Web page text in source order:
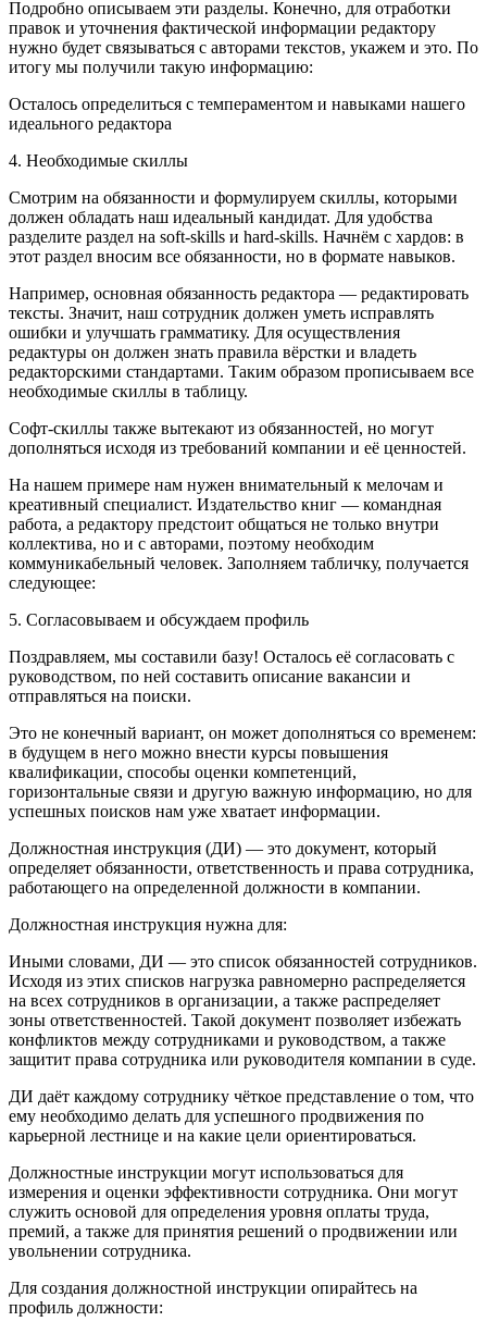
Подробно описываем эти разделы. Конечно, для отработки
правок и уточнения фактической информации редактору
нужно будет связываться с авторами текстов, укажем и это. По
итогу мы получили такую информацию:
Осталось определиться с темпераментом и навыками нашего
идеального редактора
4. Необходимые скиллы
Смотрим на обязанности и формулируем скиллы, которыми
должен обладать наш идеальный кандидат. Для удобства
разделите раздел на soft-skills и hard-skills. Начнём с хардов: в
этот раздел вносим все обязанности, но в формате навыков.
Например, основная обязанность редактора — редактировать
тексты. Значит, наш сотрудник должен уметь исправлять
ошибки и улучшать грамматику. Для осуществления
редактуры он должен знать правила вёрстки и владеть
редакторскими стандартами. Таким образом прописываем все
необходимые скиллы в таблицу.
Софт-скиллы также вытекают из обязанностей, но могут
дополняться исходя из требований компании и её ценностей.
На нашем примере нам нужен внимательный к мелочам и
креативный специалист. Издательство книг — командная
работа, а редактору предстоит общаться не только внутри
коллектива, но и с авторами, поэтому необходим
коммуникабельный человек. Заполняем табличку, получается
следующее:
5. Согласовываем и обсуждаем профиль
Поздравляем, мы составили базу! Осталось её согласовать с
руководством, по ней составить описание вакансии и
отправляться на поиски.
Это не конечный вариант, он может дополняться со временем:
в будущем в него можно внести курсы повышения
квалификации, способы оценки компетенций,
горизонтальные связи и другую важную информацию, но для
успешных поисков нам уже хватает информации.
Должностная инструкция (ДИ) — это документ, который
определяет обязанности, ответственность и права сотрудника,
работающего на определенной должности в компании.
Должностная инструкция нужна для:
Иными словами, ДИ — это список обязанностей сотрудников.
Исходя из этих списков нагрузка равномерно распределяется
на всех сотрудников в организации, а также распределяет
зоны ответственностей. Такой документ позволяет избежать
конфликтов между сотрудниками и руководством, а также
защитит права сотрудника или руководителя компании в суде.
ДИ даёт каждому сотруднику чёткое представление о том, что
ему необходимо делать для успешного продвижения по
карьерной лестнице и на какие цели ориентироваться.
Должностные инструкции могут использоваться для
измерения и оценки эффективности сотрудника. Они могут
служить основой для определения уровня оплаты труда,
премий, а также для принятия решений о продвижении или
увольнении сотрудника.
Для создания должностной инструкции опирайтесь на
профиль должности: